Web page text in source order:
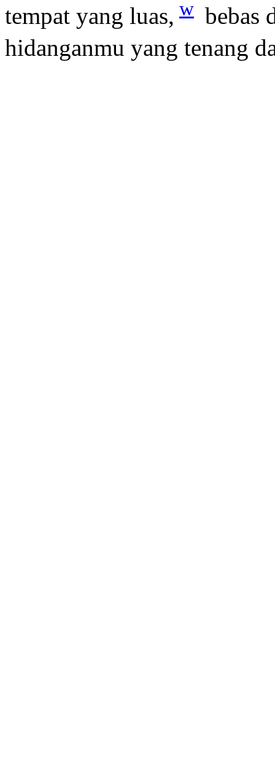
tempat yang luas, w bebas
hidanganmu yang tenang